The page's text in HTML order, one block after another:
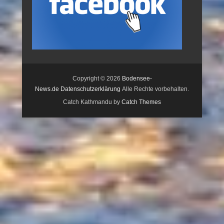
Copyright © 2026 Bodensee-
News.de Datenschutzerklärung Alle Rechte vorbehalten.
Catch Kathmandu by Catch Themes